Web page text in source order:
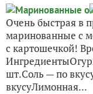
Очень быстрая в
маринованные с
с картошечкой!
шт.Соль — по
вкусуЛимонная...